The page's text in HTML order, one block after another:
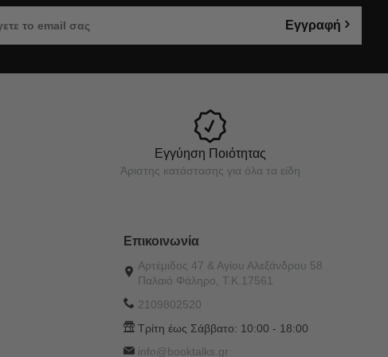
Εγγραφή
Εγγύηση Ποιότητας
Άριστης κατάστασης για όλα τα είδη
Επικοινωνία
Αρτέμιδος 47 & Αγίου Αλεξάνδρου 58
Παλαιό Φάληρο, Τ.Κ.17561
2109802520
Τρίτη έως Σάββατο: 10:00 - 18:00
info@booktalks.gr